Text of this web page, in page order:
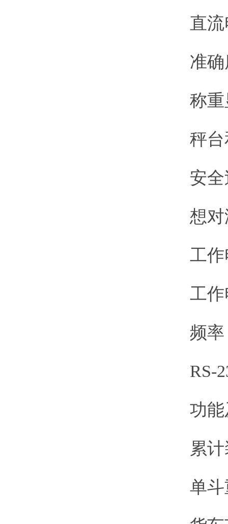
直流电
准确度
称重
秤台和
安全
想对
工作电
工作电
频率
RS-
功能
累计装
单斗重